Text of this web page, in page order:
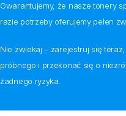
Gwarantujemy, że nasze tonery
razie potrzeby oferujemy pełen
Nie zwlekaj – zarejestruj się
próbnego i przekonać się o
żadnego ryzyka.